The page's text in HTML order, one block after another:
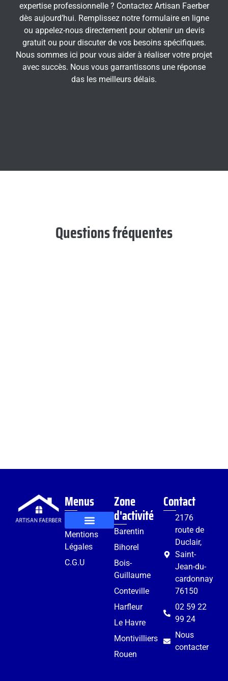
expertise professionnelle ? Contactez Artisan Faerber
dès aujourd’hui. Remplissez notre formulaire en ligne
ou appelez-nous directement pour obtenir un devis
gratuit ou pour discuter de vos besoins spécifiques.
Nous sommes ici pour vous aider à réaliser votre projet
avec succès. Nous vous garrantissons une réponse
das les meilleurs délais.
Questions fréquentes
Menus
Mentions
Légales
C.G.U
Zone
d'activité
Barentin
Bihorel
Bois-
Guillaume
Conteville
Harfleur
Le Havre
Montivilliers
Rouen
Contact
2176
route de
Duclair,
Saint-
Jean-du-
cardonnay
76150
02 59 22
99 24
Nous
contacter